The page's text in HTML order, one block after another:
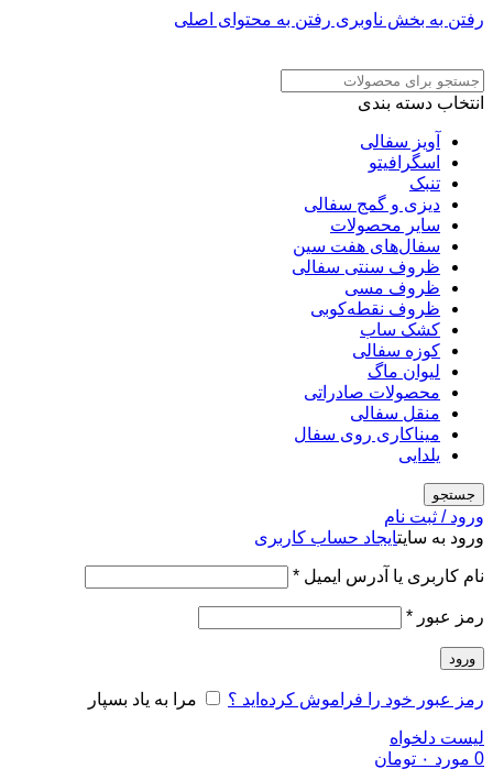
رفتن به بخش ناوبری رفتن به محتوای اصلی
انتخاب دسته بندی
آویز سفالی
اسگرافیتو
تنبک
دیزی و گمج سفالی
سایر محصولات
سفال‌های هفت‌ سین
ظروف سنتی سفالی
ظروف مسی
ظروف نقطه‌کوبی
کشک ساب
کوزه سفالی
لیوان ماگ
محصولات صادراتی
منقل سفالی
میناکاری روی سفال
یلدایی
جستجو
ورود / ثبت نام
ورود به سایتایجاد حساب کاربری
نام کاربری یا آدرس ایمیل *الزامی
رمز عبور *الزامی
ورود
رمز عبور خود را فراموش کرده‌اید ؟ مرا به یاد بسپار
لیست دلخواه
0 مورد ۰ تومان